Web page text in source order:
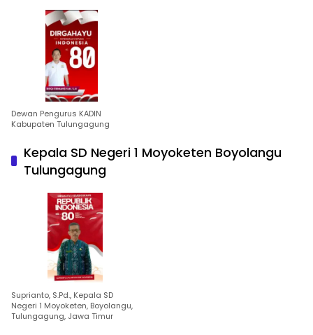
Dewan Pengurus KADIN
Kabupaten Tulungagung
Kepala SD Negeri 1 Moyoketen Boyolangu
Tulungagung
Suprianto, S.Pd., Kepala SD
Negeri 1 Moyoketen, Boyolangu,
Tulungagung, Jawa Timur